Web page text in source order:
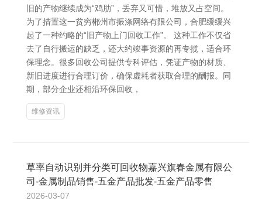
旧的产物继续成为“鸡肋”，丢弃又可惜，堆放又占空间。
为了措置这一贫穷郴州市振涤网络有限公司，合肥缓缓兴
起了一种约略的“旧产物上门回收工作”。 这种工作不仅省
去了自行搬运的缺乏，还大约竣事资源的再专揽，适合环
保理念。很多回收公司提供专科评估，凭证产物的材质、
新旧进度进行合理订价，确保虚耗者获取合理的酬报。同
期，部分企业还相沿环保回收，
维修资讯
草率自动识别并分类可回收物嘉兴旗春金属有限公
司-金属制品销售-五金产品批发-五金产品零售
2026-03-07